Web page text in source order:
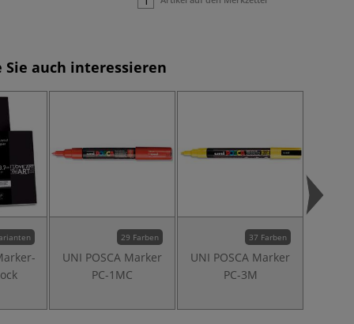
Sie auch interessieren
29 Farben
UNI POSCA Marker
PC-1MC
37 Farben
UNI POSCA Marker
PC-3M